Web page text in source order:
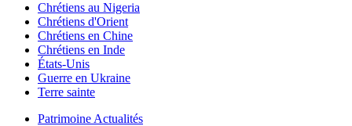
Chrétiens au Nigeria
Chrétiens d'Orient
Chrétiens en Chine
Chrétiens en Inde
États-Unis
Guerre en Ukraine
Terre sainte
Patrimoine Actualités